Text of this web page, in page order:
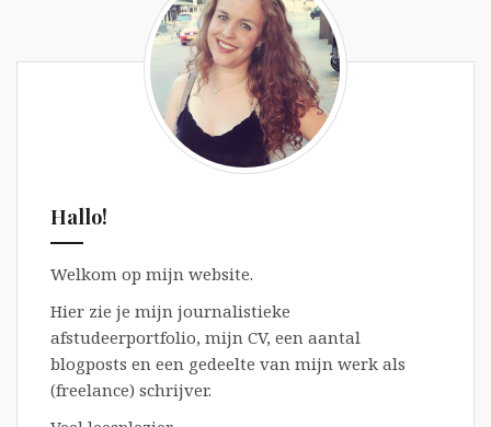
Hallo!
Welkom op mijn website.
Hier zie je mijn journalistieke
afstudeerportfolio, mijn CV, een aantal
blogposts en een gedeelte van mijn werk als
(freelance) schrijver.